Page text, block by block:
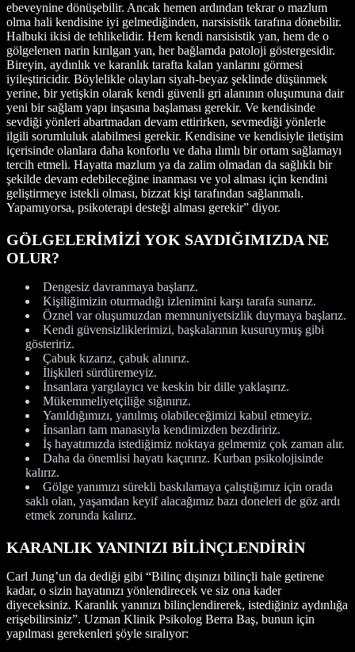
ebeveynine dönüşebilir. Ancak hemen ardından tekrar o mazlum
olma hali kendisine iyi gelmediğinden, narsisistik tarafına dönebilir.
Halbuki ikisi de tehlikelidir. Hem kendi narsisistik yan, hem de o
gölgelenen narin kırılgan yan, her bağlamda patoloji göstergesidir.
Bireyin, aydınlık ve karanlık tarafta kalan yanlarını görmesi
iyileştiricidir. Böylelikle olayları siyah-beyaz şeklinde düşünmek
yerine, bir yetişkin olarak kendi güvenli gri alanının oluşumuna dair
yeni bir sağlam yapı inşasına başlaması gerekir. Ve kendisinde
sevdiği yönleri abartmadan devam ettirirken, sevmediği yönlerle
ilgili sorumluluk alabilmesi gerekir. Kendisine ve kendisiyle iletişim
içerisinde olanlara daha konforlu ve daha ılımlı bir ortam sağlamayı
tercih etmeli. Hayatta mazlum ya da zalim olmadan da sağlıklı bir
şekilde devam edebileceğine inanması ve yol alması için kendini
geliştirmeye istekli olması, bizzat kişi tarafından sağlanmalı.
Yapamıyorsa, psikoterapi desteği alması gerekir” diyor.
GÖLGELERİMİZİ YOK SAYDIĞIMIZDA NE
OLUR?
Dengesiz davranmaya başlarız.
Kişiliğimizin oturmadığı izlenimini karşı tarafa sunarız.
Öznel var oluşumuzdan memnuniyetsizlik duymaya başlarız.
Kendi güvensizliklerimizi, başkalarının kusuruymuş gibi
gösteririz.
Çabuk kızarız, çabuk alınırız.
İlişkileri sürdüremeyiz.
İnsanlara yargılayıcı ve keskin bir dille yaklaşırız.
Mükemmeliyetçiliğe sığınırız.
Yanıldığımızı, yanılmış olabileceğimizi kabul etmeyiz.
İnsanları tam manasıyla kendimizden bezdiririz.
İş hayatımızda istediğimiz noktaya gelmemiz çok zaman alır.
Daha da önemlisi hayatı kaçırırız. Kurban psikolojisinde
kalırız.
Gölge yanımızı sürekli baskılamaya çalıştığımız için orada
saklı olan, yaşamdan keyif alacağımız bazı doneleri de göz ardı
etmek zorunda kalırız.
KARANLIK YANINIZI BİLİNÇLENDİRİN
Carl Jung’un da dediği gibi “Bilinç dışınızı bilinçli hale getirene
kadar, o sizin hayatınızı yönlendirecek ve siz ona kader
diyeceksiniz. Karanlık yanınızı bilinçlendirerek, istediğiniz aydınlığa
erişebilirsiniz”. Uzman Klinik Psikolog Berra Baş, bunun için
yapılması gerekenleri şöyle sıralıyor: